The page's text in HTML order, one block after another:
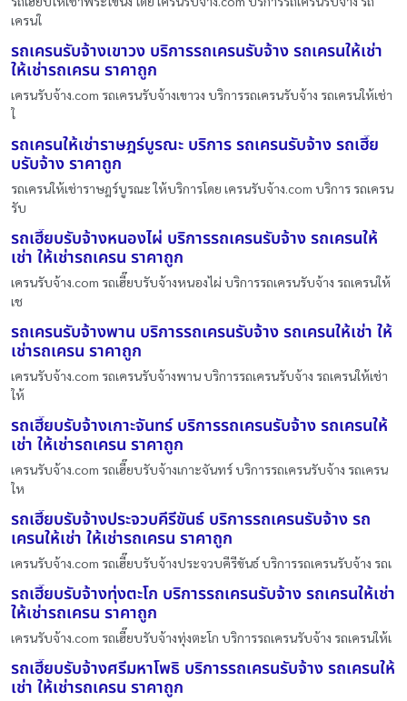
เครนใ
รถเครนรับจ้างเขาวง บริการรถเครนรับจ้าง รถเครนให้เช่า
ให้เช่ารถเครน ราคาถูก
เครนรับจ้าง.com รถเครนรับจ้างเขาวง บริการรถเครนรับจ้าง รถเครนให้เช่า
ใ
รถเครนให้เช่าราษฎร์บูรณะ บริการ รถเครนรับจ้าง รถเฮี๊ย
บรับจ้าง ราคาถูก
รถเครนให้เช่าราษฎร์บูรณะ ให้บริการโดย เครนรับจ้าง.com บริการ รถเครน
รับ
รถเฮี๊ยบรับจ้างหนองไผ่ บริการรถเครนรับจ้าง รถเครนให้
เช่า ให้เช่ารถเครน ราคาถูก
เครนรับจ้าง.com รถเฮี๊ยบรับจ้างหนองไผ่ บริการรถเครนรับจ้าง รถเครนให้
เช
รถเครนรับจ้างพาน บริการรถเครนรับจ้าง รถเครนให้เช่า ให้
เช่ารถเครน ราคาถูก
เครนรับจ้าง.com รถเครนรับจ้างพาน บริการรถเครนรับจ้าง รถเครนให้เช่า
ให้
รถเฮี๊ยบรับจ้างเกาะจันทร์ บริการรถเครนรับจ้าง รถเครนให้
เช่า ให้เช่ารถเครน ราคาถูก
เครนรับจ้าง.com รถเฮี๊ยบรับจ้างเกาะจันทร์ บริการรถเครนรับจ้าง รถเครน
ให
รถเฮี๊ยบรับจ้างประจวบคีรีขันธ์ บริการรถเครนรับจ้าง รถ
เครนให้เช่า ให้เช่ารถเครน ราคาถูก
เครนรับจ้าง.com รถเฮี๊ยบรับจ้างประจวบคีรีขันธ์ บริการรถเครนรับจ้าง รถเ
รถเฮี๊ยบรับจ้างทุ่งตะโก บริการรถเครนรับจ้าง รถเครนให้เช่า
ให้เช่ารถเครน ราคาถูก
เครนรับจ้าง.com รถเฮี๊ยบรับจ้างทุ่งตะโก บริการรถเครนรับจ้าง รถเครนให้เ
รถเฮี๊ยบรับจ้างศรีมหาโพธิ บริการรถเครนรับจ้าง รถเครนให้
เช่า ให้เช่ารถเครน ราคาถูก